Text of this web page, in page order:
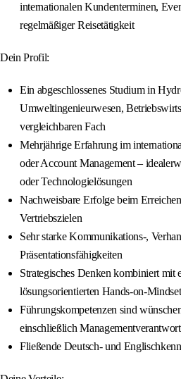
internationalen Kundenterminen,
regelmäßiger Reisetätigkeit
Dein Profil:
Ein abgeschlossenes Studium in
Umweltingenieurwesen,
vergleichbaren Fach
Mehrjährige Erfahrung im
oder Account Management –
oder Technologielösungen
Nachweisbare Erfolge beim
Vertriebszielen
Sehr starke Kommunikations-,
Präsentationsfähigkeiten
Strategisches Denken kombiniert mit
lösungsorientierten Hands-on-Mindset
Führungskompetenzen sind
einschließlich
Fließende Deutsch- und